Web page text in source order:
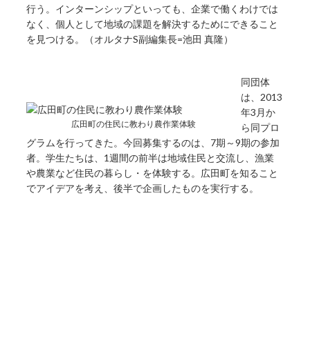
行う。インターンシップといっても、企業で働くわけでは
なく、個人として地域の課題を解決するためにできること
を見つける。（オルタナS副編集長=池田 真隆）
広田町の住民に教わり農作業体験
同団体
は、2013
年3月か
ら同プロ
グラムを行ってきた。今回募集するのは、7期～9期の参加
者。学生たちは、1週間の前半は地域住民と交流し、漁業
や農業など住民の暮らし・を体験する。広田町を知ること
でアイデアを考え、後半で企画したものを実行する。